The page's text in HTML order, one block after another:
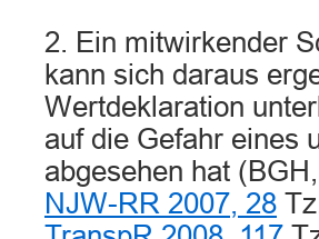
2. Ein mitwirkender
kann sich daraus
Wertdeklaration
auf die Gefahr eines
abgesehen hat
NJW-RR 2007, 28